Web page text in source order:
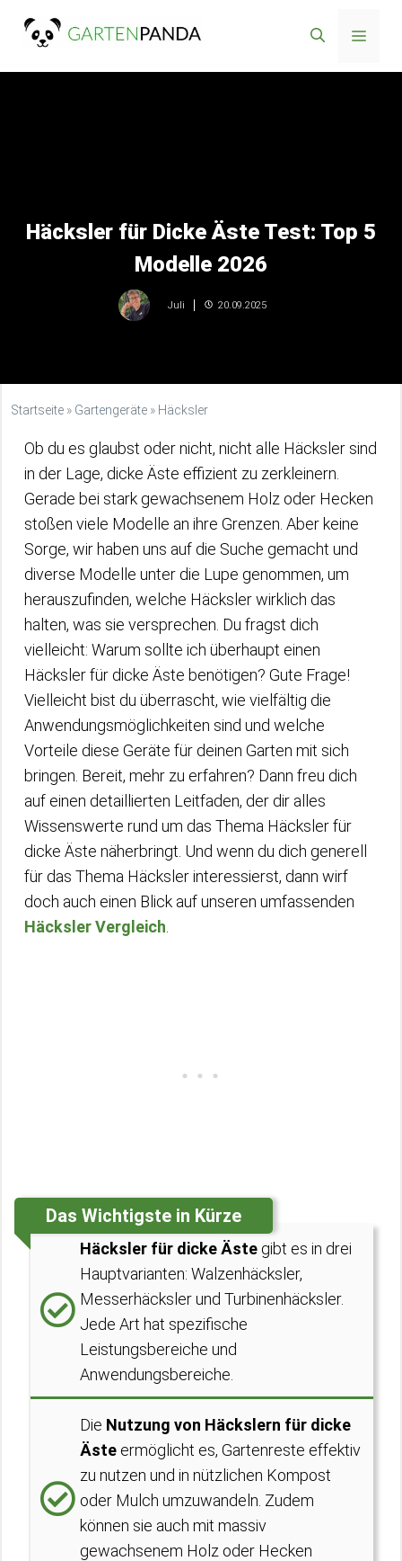
Inhalt
Menü
Häcksler für Dicke Äste Test: Top 5
Modelle 2026
Juli 20.09.2025
Startseite » Gartengeräte » Häcksler
Ob du es glaubst oder nicht, nicht alle Häcksler sind
in der Lage, dicke Äste effizient zu zerkleinern.
Gerade bei stark gewachsenem Holz oder Hecken
stoßen viele Modelle an ihre Grenzen. Aber keine
Sorge, wir haben uns auf die Suche gemacht und
diverse Modelle unter die Lupe genommen, um
herauszufinden, welche Häcksler wirklich das
halten, was sie versprechen. Du fragst dich
vielleicht: Warum sollte ich überhaupt einen
Häcksler für dicke Äste benötigen? Gute Frage!
Vielleicht bist du überrascht, wie vielfältig die
Anwendungsmöglichkeiten sind und welche
Vorteile diese Geräte für deinen Garten mit sich
bringen. Bereit, mehr zu erfahren? Dann freu dich
auf einen detaillierten Leitfaden, der dir alles
Wissenswerte rund um das Thema Häcksler für
dicke Äste näherbringt. Und wenn du dich generell
für das Thema Häcksler interessierst, dann wirf
doch auch einen Blick auf unseren umfassenden
Häcksler Vergleich
Das Wichtigste in Kürze
Häcksler für dicke Äste gibt es in drei
Hauptvarianten: Walzenhäcksler,
Messerhäcksler und Turbinenhäcksler.
Jede Art hat spezifische
Leistungsbereiche und
Anwendungsbereiche.
Die Nutzung von Häckslern für dicke
Äste ermöglicht es, Gartenreste effektiv
zu nutzen und in nützlichen Kompost
oder Mulch umzuwandeln. Zudem
können sie auch mit massiv
gewachsenem Holz oder Hecken